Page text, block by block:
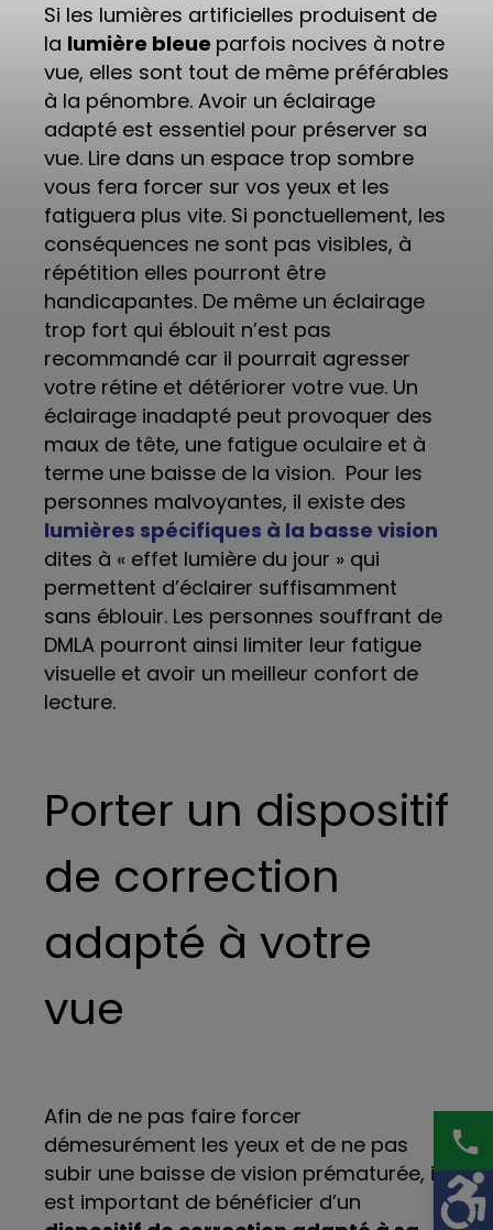
Si les lumières artificielles produisent de
la lumière bleue parfois nocives à notre
vue, elles sont tout de même préférables
à la pénombre. Avoir un éclairage
adapté est essentiel pour préserver sa
vue. Lire dans un espace trop sombre
vous fera forcer sur vos yeux et les
fatiguera plus vite. Si ponctuellement, les
conséquences ne sont pas visibles, à
répétition elles pourront être
handicapantes. De même un éclairage
trop fort qui éblouit n’est pas
recommandé car il pourrait agresser
votre rétine et détériorer votre vue. Un
éclairage inadapté peut provoquer des
maux de tête, une fatigue oculaire et à
terme une baisse de la vision. Pour les
personnes malvoyantes, il existe des
lumières spécifiques à la basse vision
dites à « effet lumière du jour » qui
permettent d’éclairer suffisamment
sans éblouir. Les personnes souffrant de
DMLA pourront ainsi limiter leur fatigue
visuelle et avoir un meilleur confort de
lecture.
Porter un dispositif
de correction
adapté à votre
vue
Afin de ne pas faire forcer
démesurément les yeux et de ne pas
subir une baisse de vision prématurée, il
est important de bénéficier d’un
phone